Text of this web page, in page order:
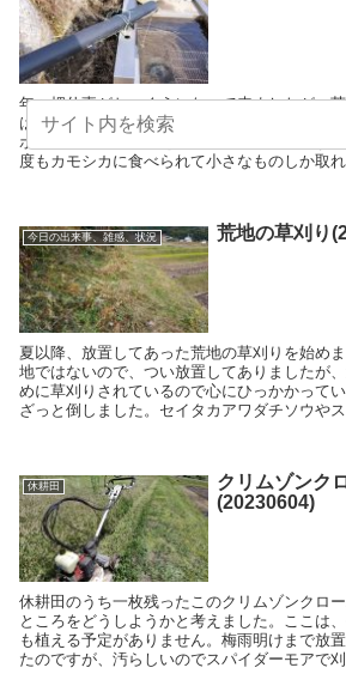
年々畑仕事がおっくうになって来ましたが、
は農業もやらねばならず、春の畑の準備を始
ボチャやサツマイモを植えていたところです
度もカモシカに食べられて小さなものしか取
今日の出来事、雑感、状況 荒地の草刈り
夏以降、放置してあった荒地の草刈りを始め
地ではないので、つい放置してありましたが
めに草刈りされているので心にひっかかって
ざっと倒しました。セイタカアワダチソウやス
休耕田
クリムゾンク
(20230604)
休耕田のうち一枚残ったこのクリムゾンクロ
ところをどうしようかと考えました。ここは
も植える予定がありません。梅雨明けまで放
たのですが、汚らしいのでスパイダーモアで刈